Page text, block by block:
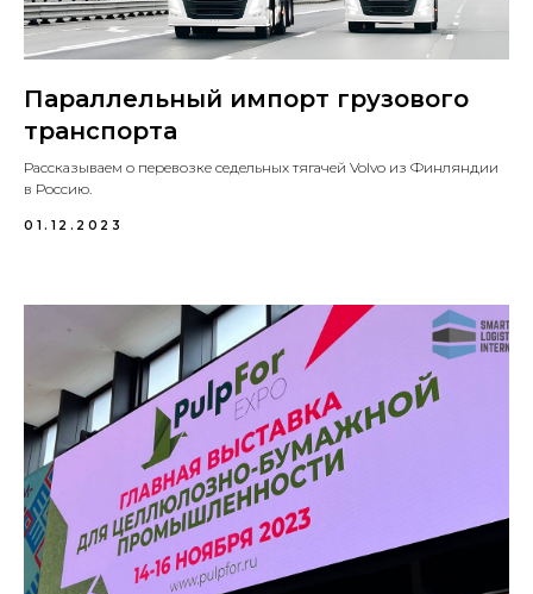
Параллельный импорт грузового
транспорта
Рассказываем о перевозке седельных тягачей Volvo из Финляндии
в Россию.
01.12.2023